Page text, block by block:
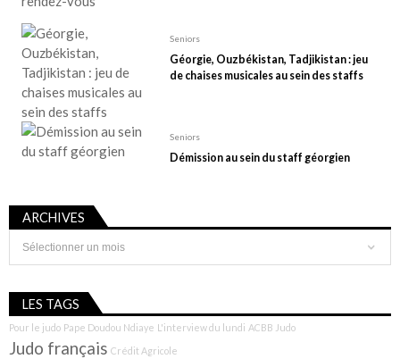
Seniors
Géorgie, Ouzbékistan, Tadjikistan : jeu
de chaises musicales au sein des staffs
Seniors
Démission au sein du staff géorgien
ARCHIVES
Archives
LES TAGS
Pour le judo Pape Doudou Ndiaye L'interview du lundi ACBB Judo
Judo français Crédit Agricole